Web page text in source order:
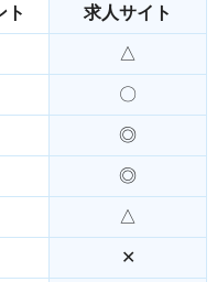
ト 求人サイト
△
〇
◎
◎
△
✕